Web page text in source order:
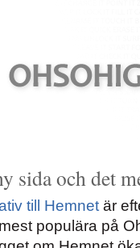
sida och det
till Hemnet är
populära på